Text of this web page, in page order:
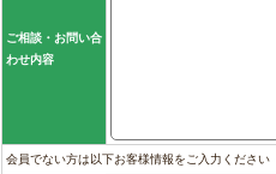
ご相談・お問い合
わせ内容
会員でない方は以下お客様情報をご入力ください